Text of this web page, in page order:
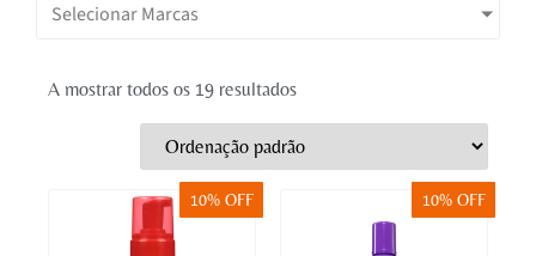
Selecionar Marcas
A mostrar todos os 19 resultados
10% OFF 10% OFF